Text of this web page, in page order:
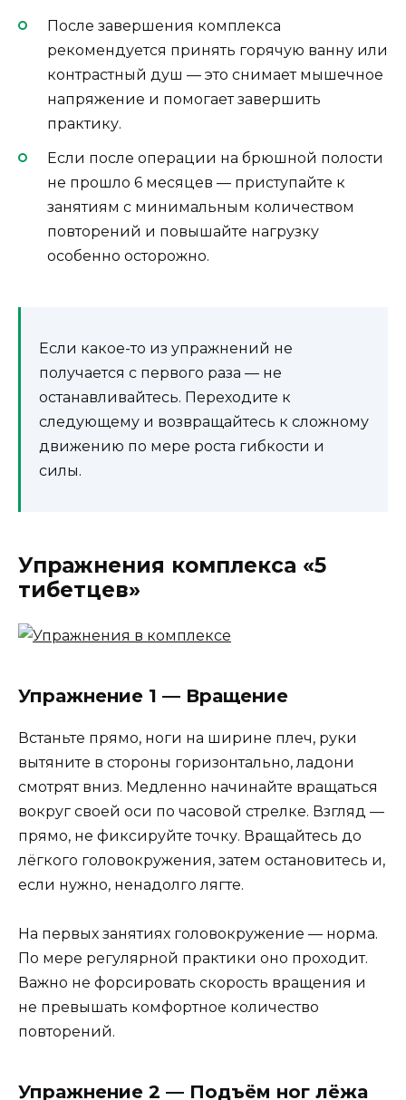
После завершения комплекса
рекомендуется принять горячую ванну или
контрастный душ — это снимает мышечное
напряжение и помогает завершить
практику.
Если после операции на брюшной полости
не прошло 6 месяцев — приступайте к
занятиям с минимальным количеством
повторений и повышайте нагрузку
особенно осторожно.
Если какое-то из упражнений не
получается с первого раза — не
останавливайтесь. Переходите к
следующему и возвращайтесь к сложному
движению по мере роста гибкости и
силы.
Упражнения комплекса «5
тибетцев»
Упражнение 1 — Вращение
Встаньте прямо, ноги на ширине плеч, руки
вытяните в стороны горизонтально, ладони
смотрят вниз. Медленно начинайте вращаться
вокруг своей оси по часовой стрелке. Взгляд —
прямо, не фиксируйте точку. Вращайтесь до
лёгкого головокружения, затем остановитесь и,
если нужно, ненадолго лягте.
На первых занятиях головокружение — норма.
По мере регулярной практики оно проходит.
Важно не форсировать скорость вращения и
не превышать комфортное количество
повторений.
Упражнение 2 — Подъём ног лёжа